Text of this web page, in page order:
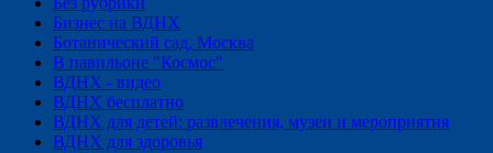
Бизнес на ВДНХ
Ботанический сад, Москва
В павильоне "Космос"
ВДНХ - видео
ВДНХ бесплатно
ВДНХ для детей: развлечения, музеи и мероприятия
ВДНХ для здоровья